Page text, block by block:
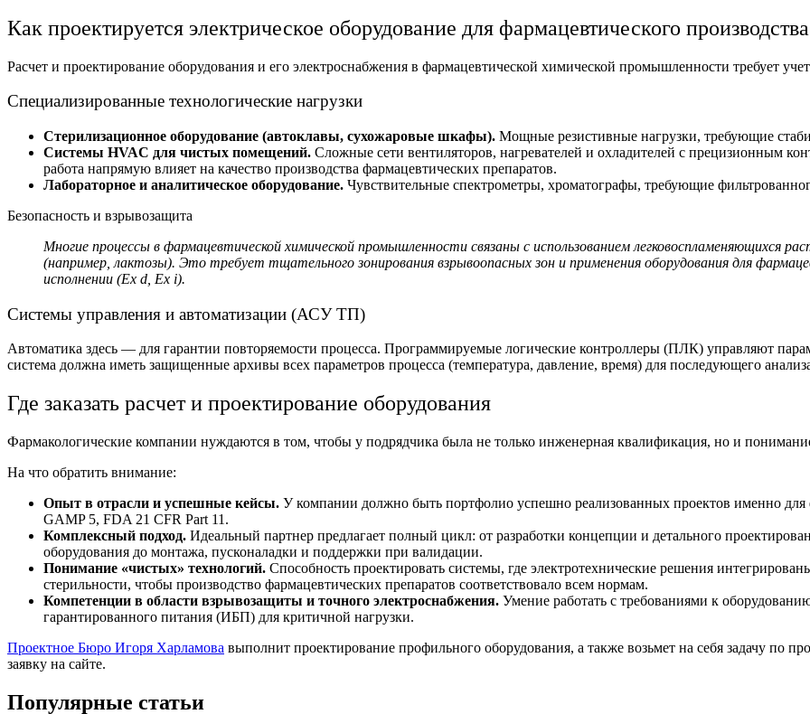
Как проектируется электрическое оборудование для фармацевтического производства
Расчет и проектирование оборудования и его электроснабжения в фармацевтической химической промышленности требует
Специализированные технологические нагрузки
Стерилизационное оборудование (автоклавы, сухожаровые шкафы). Мощные резистивные нагрузки, требующие
Системы HVAC для чистых помещений. Сложные сети вентиляторов, нагревателей и охладителей с прецизионным
работа напрямую влияет на качество производства фармацевтических препаратов.
Лабораторное и аналитическое оборудование. Чувствительные спектрометры, хроматографы, требующие
Безопасность и взрывозащита
Многие процессы в фармацевтической химической промышленности связаны с использованием легковоспламеняющихся
(например, лактозы). Это требует тщательного зонирования взрывоопасных зон и применения оборудования для
исполнении (Ex d, Ex i).
Системы управления и автоматизации (АСУ ТП)
Автоматика здесь — для гарантии повторяемости процесса. Программируемые логические контроллеры (ПЛК) управляют
система должна иметь защищенные архивы всех параметров процесса (температура, давление, время) для последующего
Где заказать расчет и проектирование оборудования
Фармакологические компании нуждаются в том, чтобы у подрядчика была не только инженерная квалификация, но и
На что обратить внимание:
Опыт в отрасли и успешные кейсы. У компании должно быть портфолио успешно реализованных проектов именно для
GAMP 5, FDA 21 CFR Part 11.
Комплексный подход. Идеальный партнер предлагает полный цикл: от разработки концепции и детального
оборудования до монтажа, пусконаладки и поддержки при валидации.
Понимание «чистых» технологий. Способность проектировать системы, где электротехнические решения
стерильности, чтобы производство фармацевтических препаратов соответствовало всем нормам.
Компетенции в области взрывозащиты и точного электроснабжения. Умение работать с требованиями к
гарантированного питания (ИБП) для критичной нагрузки.
Проектное Бюро Игоря Харламова выполнит проектирование профильного оборудования, а также возьмет на себя задачу по
заявку на сайте.
Популярные статьи